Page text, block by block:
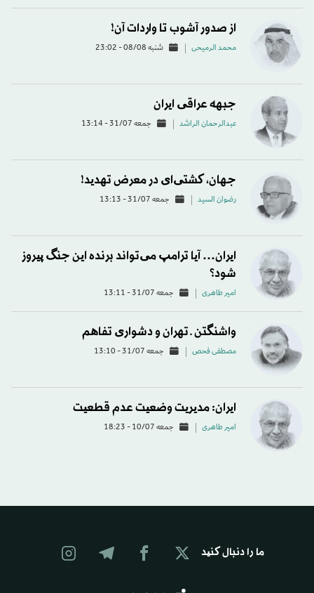
از صدور آشوب تا واردات آن!
محمد الرميحی شنبه 08/08 - 23:02
جبهه عراقی ایران
عبدالرحمان الراشد جمعه 31/07 - 13:14
جهان، کشتی‌ای در معرض تهدید!
رضوان السید جمعه 31/07 - 13:13
ایران… آیا ترامپ می‌تواند برنده این جنگ پیروز
شود؟
امیر طاهری جمعه 31/07 - 13:11
واشنگتن ـ تهران و دشواری تفاهم
مصطفی فحص جمعه 31/07 - 13:10
ایران: مدیریت وضعیت عدم قطعیت
امیر طاهری جمعه 10/07 - 18:23
ما را دنبال کنید